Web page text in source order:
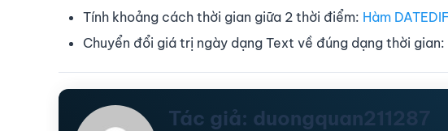
Tính khoảng cách thời gian giữa 2 thời điểm: Hàm
Chuyển đổi giá trị ngày dạng Text về đúng dạng thời gian:
Tác giả: duongquan211287